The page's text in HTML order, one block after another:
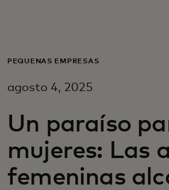
Para empresas
Para innovadores
Noticias y tendencias
PEQUEÑAS EMPRESAS
agosto 4, 2025
Un paraíso
mujeres: Las
femeninas